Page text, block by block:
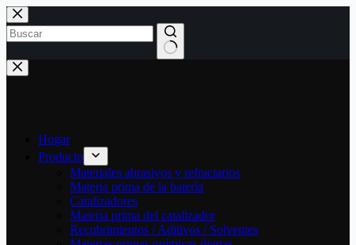
Saltar
al
contenido
Sin
resultados
Hogar
Producto
Materiales abrasivos y refractarios
Materia prima de la batería
Catalizadores
Materia prima del catalizador
Recubrimientos / Aditivos / Solventes